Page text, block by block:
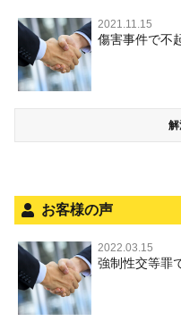
銃刀法違反
風営法・風適
文書偽造・偽
自首・出頭の不安や悩み
業務妨害
公務執行妨害
公然わいせつ罪，わいせ
児童ポルノ，リベンジポ
風営法・風適法違反
盗品売買・譲り受け等
知的財産と刑事事件
危険ドラッグ
無免許運転
飲酒運転
商標法違反
放火・失火
犯罪収益移転防止法違反
ストーカー事件
銃刀法違反
児童虐待・保護責任者遺
文書偽造・偽造文書行使
不正競争防止法
取調べの注意点
少年事件の手続と特色
少年事件の処分
法人と刑事事件（脱税関
面会・差し入れ
2021.11.15
傷害事件で不
お客様の声
2022.03.15
強制性交等罪